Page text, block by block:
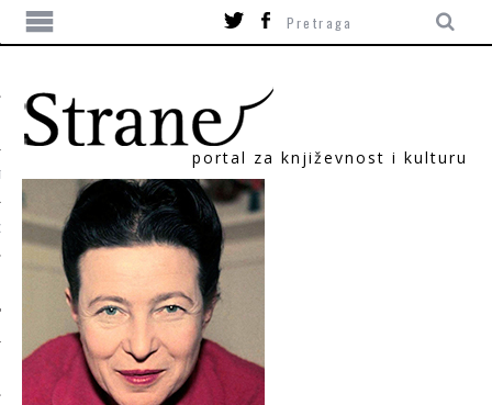
portal za književnost i kulturu